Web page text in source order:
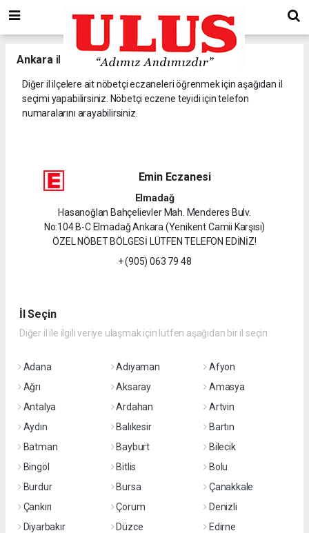
Ankara il ve ilçelerine ait nöbetçi eczaneler.
Diğer il ilçelere ait nöbetçi eczaneleri öğrenmek için aşağıdan il
seçimi yapabilirsiniz. Nöbetçi eczene teyidi için telefon
numaralarını arayabilirsiniz.
Emin Eczanesi
Elmadağ
Hasanoğlan Bahçelievler Mah. Menderes Bulv.
No:104 B-C Elmadağ Ankara (Yenikent Camii Karşısı)
ÖZEL NÖBET BÖLGESİ LÜTFEN TELEFON EDİNİZ!
+ (905) 063 79 48
İl Seçin
Diğer il ile ilgili veriye ulaşmak için lütfen aşağıdan bir il seçin
Adana Adıyaman
Afyon
Ağrı
Aksaray
Amasya
Antalya
Ardahan
Artvin
Aydın
Balıkesir
Bartın
Batman
Bayburt
Bilecik
Bingöl
Bitlis
Bolu
Burdur
Bursa
Çanakkale
Çankırı
Çorum
Denizli
Diyarbakır
Düzce
Edirne